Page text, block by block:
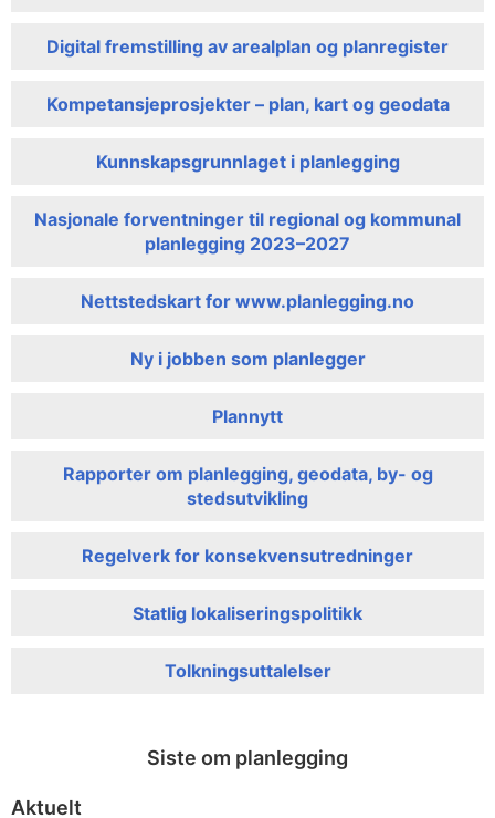
Digital fremstilling av arealplan og planregister
Kompetansjeprosjekter – plan, kart og geodata
Kunnskapsgrunnlaget i planlegging
Nasjonale forventninger til regional og kommunal
planlegging 2023–2027
Nettstedskart for www.planlegging.no
Ny i jobben som planlegger
Plannytt
Rapporter om planlegging, geodata, by- og
stedsutvikling
Regelverk for konsekvensutredninger
Statlig lokaliseringspolitikk
Tolkningsuttalelser
Siste om planlegging
Aktuelt